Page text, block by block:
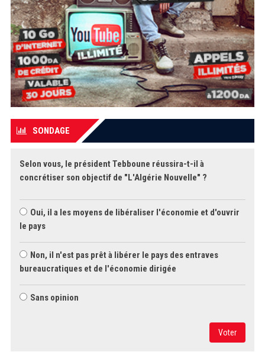
SONDAGE
Selon vous, le président Tebboune réussira-t-il à
concrétiser son objectif de "L'Algérie Nouvelle" ?
Oui, il a les moyens de libéraliser l'économie et d'ouvrir
le pays
Non, il n'est pas prêt à libérer le pays des entraves
bureaucratiques et de l'économie dirigée
Sans opinion
Voter